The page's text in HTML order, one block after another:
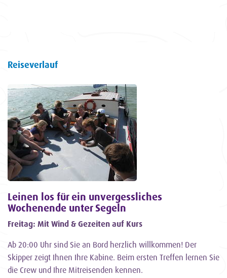
Reiseverlauf
Leinen los für ein unvergessliches
Wochenende unter Segeln
Freitag: Mit Wind & Gezeiten auf Kurs
Ab 20:00 Uhr sind Sie an Bord herzlich willkommen! Der
Skipper zeigt Ihnen Ihre Kabine. Beim ersten Treffen lernen Sie
die Crew und Ihre Mitreisenden kennen.